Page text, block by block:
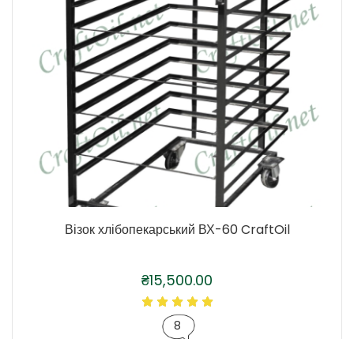
Візок хлібопекарський ВХ-60 CraftOil
₴15,500.00
8